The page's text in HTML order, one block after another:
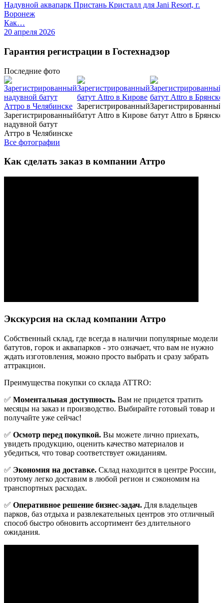
Надувной аквапарк Пристань Кристалл для Jani Resort, г.
Воронеж
Как…
20 апреля 2026
Гарантия регистрации в Гостехнадзор
Последние фото
Зарегистрированный
надувной батут
Аттро в Челябинске
Зарегистрированный
батут Attro в Кирове
Зарегистрированный
батут Attro в Брянске
Все фотографии
Как сделать заказ в компании Аттро
Экскурсия на склад компании Аттро
Cобственный склад, где всегда в наличии популярные модели
батутов, горок и аквапарков - это означает, что вам не нужно
ждать изготовления, можно просто выбрать и сразу забрать
аттракцион.
Преимущества покупки со склада ATTRO:
✅ Моментальная доступность. Вам не придется тратить
месяцы на заказ и производство. Выбирайте готовый товар и
получайте уже сейчас!
✅ Осмотр перед покупкой. Вы можете лично приехать,
увидеть продукцию, оценить качество материалов и
убедиться, что товар соответствует ожиданиям.
✅ Экономия на доставке. Склад находится в центре России,
поэтому легко доставим в любой регион и сэкономим на
транспортных расходах.
✅ Оперативное решение бизнес-задач. Для владельцев
парков, баз отдыха и развлекательных центров это отличный
способ быстро обновить ассортимент без длительного
ожидания.